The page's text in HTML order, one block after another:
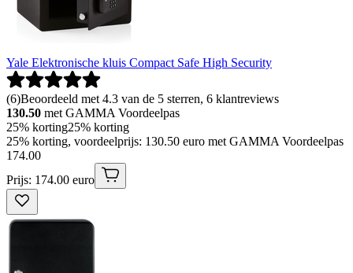
Yale Elektronische kluis Compact Safe High Security
(6)Beoordeeld met 4.3 van de 5 sterren, 6 klantreviews
130.50 met GAMMA Voordeelpas
25% korting25% korting
25% korting, voordeelprijs: 130.50 euro met GAMMA Voordeelpas
174.00
Prijs: 174.00 euro